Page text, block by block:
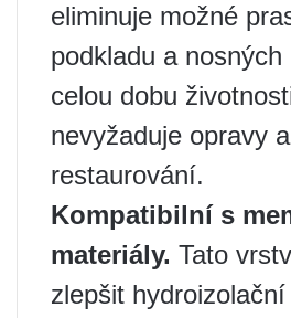
eliminuje možné
podkladu a
celou dobu
nevyžaduje opravy
restaurování.
Kompatibilní s
materiály. Tato
zlepšit